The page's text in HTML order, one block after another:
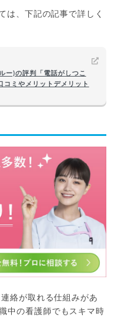
は、下記の記事で詳しく
ー)の評判「電話がしつこ
コミやメリットデメリット
絡が取れる仕組みがあ
中の看護師でもスキマ時